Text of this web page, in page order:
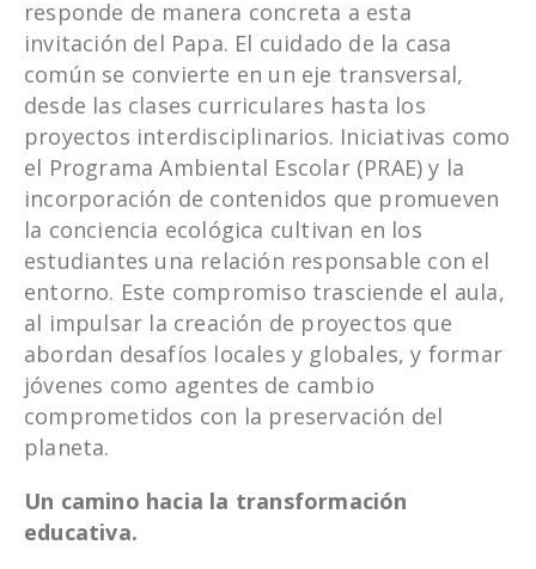
responde de manera concreta a esta
invitación del Papa. El cuidado de la casa
común se convierte en un eje transversal,
desde las clases curriculares hasta los
proyectos interdisciplinarios. Iniciativas como
el Programa Ambiental Escolar (PRAE) y la
incorporación de contenidos que promueven
la conciencia ecológica cultivan en los
estudiantes una relación responsable con el
entorno. Este compromiso trasciende el aula,
al impulsar la creación de proyectos que
abordan desafíos locales y globales, y formar
jóvenes como agentes de cambio
comprometidos con la preservación del
planeta.
Un camino hacia la transformación
educativa.